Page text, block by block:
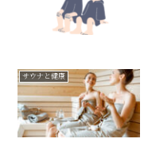
サウナと健康